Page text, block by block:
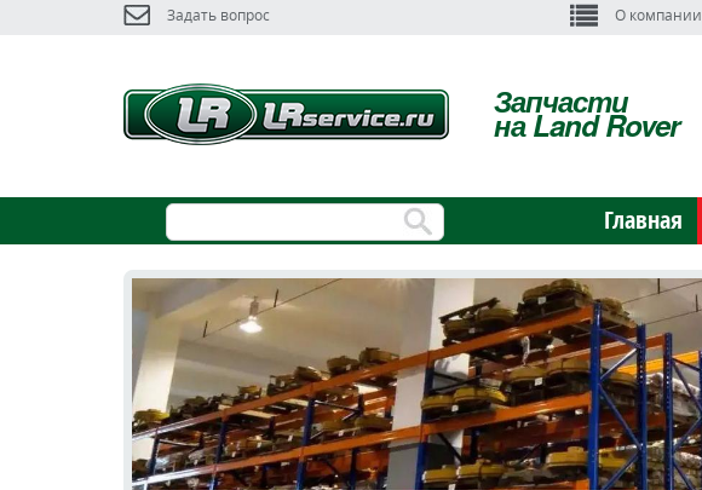
Задать вопрос О компании
Запчасти
на Land Rover
Главная